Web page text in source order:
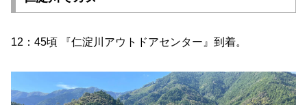
12：45頃 『仁淀川アウトドアセンター』到着。